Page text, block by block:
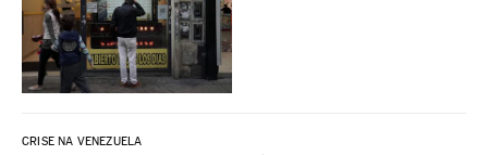
CRISE NA VENEZUELA